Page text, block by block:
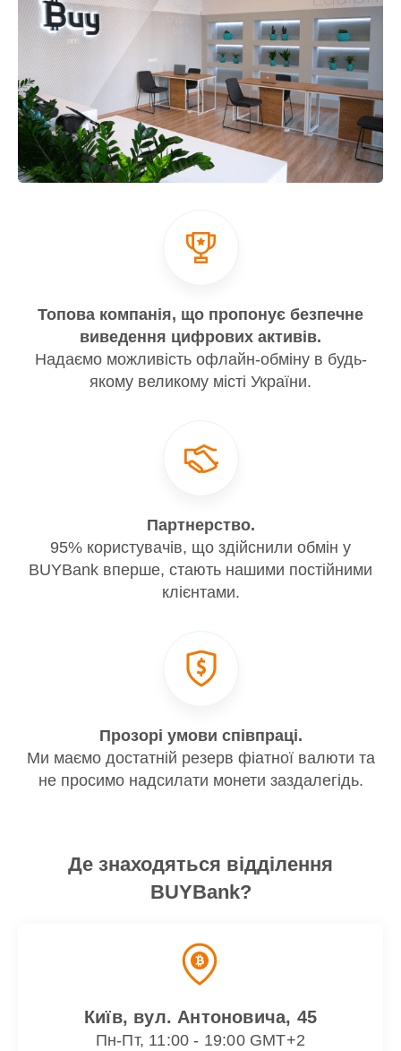
Топова компанія, що пропонує безпечне
виведення цифрових активів.
Надаємо можливість офлайн-обміну в будь-
якому великому місті України.
Партнерство.
95% користувачів, що здійснили обмін у
BUYBank вперше, стають нашими постійними
клієнтами.
Прозорі умови співпраці.
Ми маємо достатній резерв фіатної валюти та
не просимо надсилати монети заздалегідь.
Де знаходяться відділення
BUYBank?
Київ, вул. Антоновича, 45
Пн-Пт, 11:00 - 19:00 GMT+2